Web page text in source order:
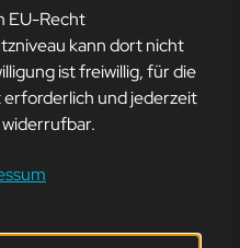
EU-Recht
kann dort nicht
ist freiwillig, für die
und jederzeit